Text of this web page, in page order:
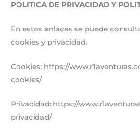
POLITICA DE PRIVACIDAD Y
En estos enlaces se puede
cookies y privacidad.
Cookies: https://
cookies/
Privacidad: https://
privacidad/